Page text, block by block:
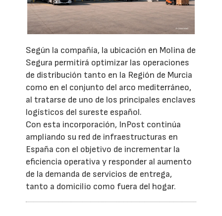
Según la compañía, la ubicación en Molina de
Segura permitirá optimizar las operaciones
de distribución tanto en la Región de Murcia
como en el conjunto del arco mediterráneo,
al tratarse de uno de los principales enclaves
logísticos del sureste español.
Con esta incorporación, InPost continúa
ampliando su red de infraestructuras en
España con el objetivo de incrementar la
eficiencia operativa y responder al aumento
de la demanda de servicios de entrega,
tanto a domicilio como fuera del hogar.